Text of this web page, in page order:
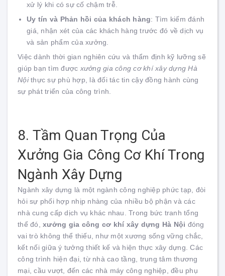
xử lý khi có sự cố chậm trễ.
Uy tín và Phản hồi của khách hàng: Tìm kiếm đánh
giá, nhận xét của các khách hàng trước đó về dịch vụ
và sản phẩm của xưởng.
Việc dành thời gian nghiên cứu và thẩm định kỹ lưỡng sẽ
giúp bạn tìm được xưởng gia công cơ khí xây dựng Hà
Nộithực sự phù hợp, là đối tác tin cậy đồng hành cùng
sự phát triển của công trình.
8. Tầm Quan Trọng Của
Xưởng Gia Công Cơ Khí Trong
Ngành Xây Dựng
Ngành xây dựng là một ngành công nghiệp phức tạp, đòi
hỏi sự phối hợp nhịp nhàng của nhiều bộ phận và các
nhà cung cấp dịch vụ khác nhau. Trong bức tranh tổng
thể đó, xưởng gia công cơ khí xây dựng Hà Nội đóng
vai trò không thể thiếu, như một xương sống vững chắc,
kết nối giữa ý tưởng thiết kế và hiện thực xây dựng. Các
công trình hiện đại, từ nhà cao tầng, trung tâm thương
mại, cầu vượt, đến các nhà máy công nghiệp, đều phụ